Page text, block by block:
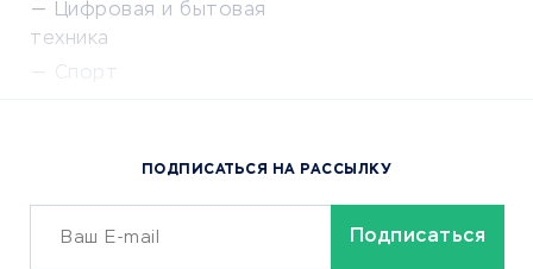
Цифровая и бытовая
техника
Спорт
Сервисы доставки
ОБУЧЕНИЕ И РАБОТА
ПОДПИСАТЬСЯ НА РАССЫЛКУ